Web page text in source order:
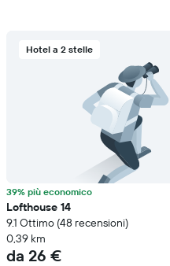
Hotel a 2 stelle
39% più economico
Lofthouse 14
9.1 Ottimo (48 recensioni)
0,39 km
da 26 €